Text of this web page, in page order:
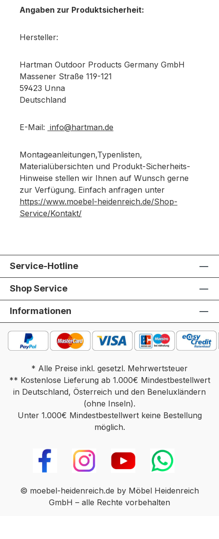
Angaben zur Produktsicherheit:
Hersteller:
Hartman Outdoor Products Germany GmbH
Massener Straße 119-121
59423 Unna
Deutschland
E-Mail: info@hartman.de
Montageanleitungen,Typenlisten,
Materialübersichten und Produkt-Sicherheits-
Hinweise stellen wir Ihnen auf Wunsch gerne
zur Verfügung. Einfach anfragen unter
https://www.moebel-heidenreich.de/Shop-
Service/Kontakt/
Service-Hotline
Shop Service
Informationen
* Alle Preise inkl. gesetzl. Mehrwertsteuer
** Kostenlose Lieferung ab 1.000€ Mindestbestellwert
in Deutschland, Österreich und den Beneluxländern
(ohne Inseln).
Unter 1.000€ Mindestbestellwert keine Bestellung
möglich.
© moebel-heidenreich.de by Möbel Heidenreich
GmbH – alle Rechte vorbehalten